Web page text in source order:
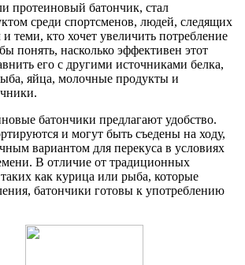
протеиновый батончик, стал
среди спортсменов, людей, следящих
теми, кто хочет увеличить потребление
понять, насколько эффективен этот
его с другими источниками белка,
яйца, молочные продукты и
батончики предлагают удобство.
и могут быть съедены на ходу,
вариантом для перекуса в условиях
В отличие от традиционных
как курица или рыба, которые
батончики готовы к употреблению